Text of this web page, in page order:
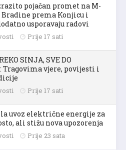
pojačan promet na M-
Bradine prema Konjicu i
usporavaju radovi
Prije 17 sati
SINJA, SVE DO
Tragovima vjere, povijesti i
Prije 17 sati
uvoz električne energije za
ali stižu nova upozorenja
Prije 23 sata